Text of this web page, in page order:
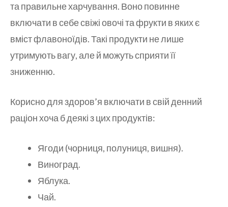
та правильне харчування. Воно повинне
включати в себе свіжі овочі та фрукти в яких є
вміст флавоноїдів. Такі продукти не лише
утримують вагу, але й можуть сприяти її
зниженню.
Корисно для здоров’я включати в свій денний
раціон хоча б деякі з цих продуктів:
Ягоди (чорниця, полуниця, вишня).
Виноград.
Яблука.
Чай.